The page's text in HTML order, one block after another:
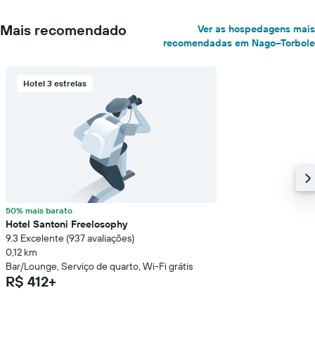
Mais recomendado
Ver as hospedagens mais
recomendadas em Nago–Torbole
Hotel 3 estrelas
50% mais barato
Hotel Santoni Freelosophy
9.3 Excelente (937 avaliações)
0,12 km
Bar/Lounge, Serviço de quarto, Wi-Fi grátis
R$ 412+